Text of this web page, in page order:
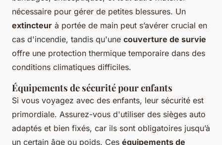
nécessaire pour gérer de petites blessures. Un
extincteur à portée de main peut s’avérer crucial en
cas d'incendie, tandis qu'une couverture de survie
offre une protection thermique temporaire dans des
conditions climatiques difficiles.
Équipements de sécurité pour enfants
Si vous voyagez avec des enfants, leur sécurité est
primordiale. Assurez-vous d'utiliser des sièges auto
adaptés et bien fixés, car ils sont obligatoires jusqu’à
un certain âge ou poids. Ces équipements de